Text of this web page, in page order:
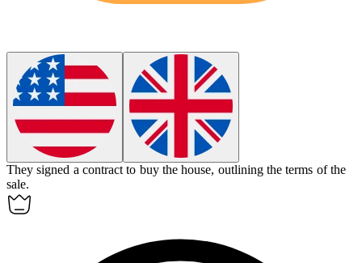
They signed a contract to buy the house, outlining the terms of the
sale.